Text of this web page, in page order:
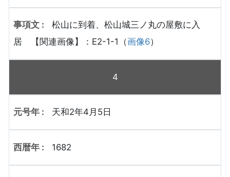
松山に到着、松山城三ノ丸の屋敷に入
居 【関連画像】：E2-1-1（画像6）
4
天和2年4月5日
1682